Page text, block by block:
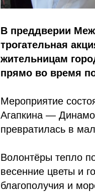
В преддверии
трогательная
жительницам
прямо во время
Мероприятие
Агапкина —
превратилась в
Волонтёры тепло
весенние цветы и
благополучия и